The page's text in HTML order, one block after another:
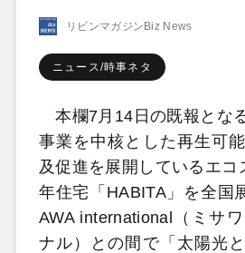
リビンマガジンBiz News
ニュース/時事ネタ
本欄7月14日の既報とな
事業を中核とした再生可
及促進を展開しているエコ
年住宅「HABITA」を全国
AWA international（ミサ
ナル）との間で「太陽光